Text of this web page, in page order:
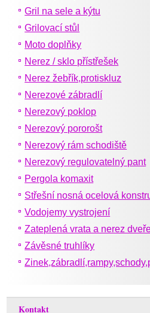
Gril na sele a kýtu
Grilovací stůl
Moto doplňky
Nerez / sklo přístřešek
Nerez žebřík,protiskluz
Nerezové zábradlí
Nerezový poklop
Nerezový pororošt
Nerezový rám schodiště
Nerezový regulovatelný pant
Pergola komaxit
Střešní nosná ocelová
Vodojemy vystrojení
Zateplená vrata a nerez
Závěsné truhlíky
Kontakt